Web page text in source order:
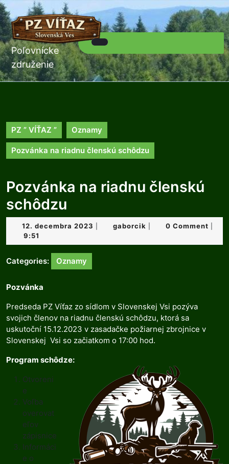
Skip
to
content
Poľovnícke
združenie
Button
PZ ” VÍŤAZ ” Oznamy
Pozvánka na riadnu členskú schôdzu
Pozvánka na riadnu členskú
schôdzu
12. decembra 2023 12.
2023
gaborcik gaborcik0 Comment
9:51
Categories: Oznamy
Pozvánka
Predseda PZ Víťaz zo sídlom v Slovenskej Vsi pozýva
svojich členov na riadnu členskú schôdzu, ktorá sa
uskutoční 15.12.2023 v zasadačke požiarnej zbrojnice v
Slovenskej Vsi so začiatkom o 17:00 hod.
Program schôdze:
Otvoreni
e
Voľba
overovat
eľov
zápisnice
Informáci
e o